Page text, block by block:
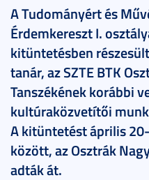
A Tudományért és
Érdemkereszt I.
kitüntetésben
tanár, az SZTE BTK
Tanszékének korábbi
kultúraközvetítői
A kitüntetést április
között, az Osztrák
adták át.